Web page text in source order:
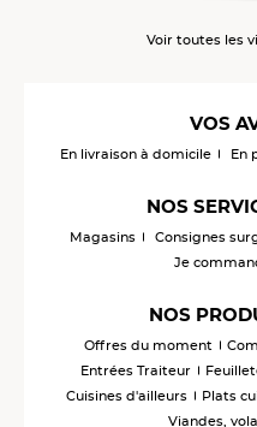
Voir toutes les
VOS
En livraison à domicile En
NOS
Magasins Consignes
Je
NOS
Offres du moment
Entrées Traiteur
Cuisines d'ailleurs
Plats
Viandes,